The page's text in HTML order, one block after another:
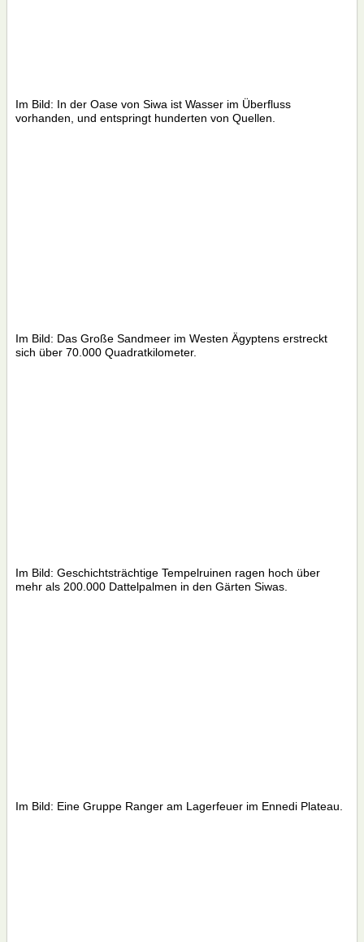
Im Bild: In der Oase von Siwa ist Wasser im Überfluss
vorhanden, und entspringt hunderten von Quellen.
Im Bild: Das Große Sandmeer im Westen Ägyptens erstreckt
sich über 70.000 Quadratkilometer.
Im Bild: Geschichtsträchtige Tempelruinen ragen hoch über
mehr als 200.000 Dattelpalmen in den Gärten Siwas.
Im Bild: Eine Gruppe Ranger am Lagerfeuer im Ennedi Plateau.